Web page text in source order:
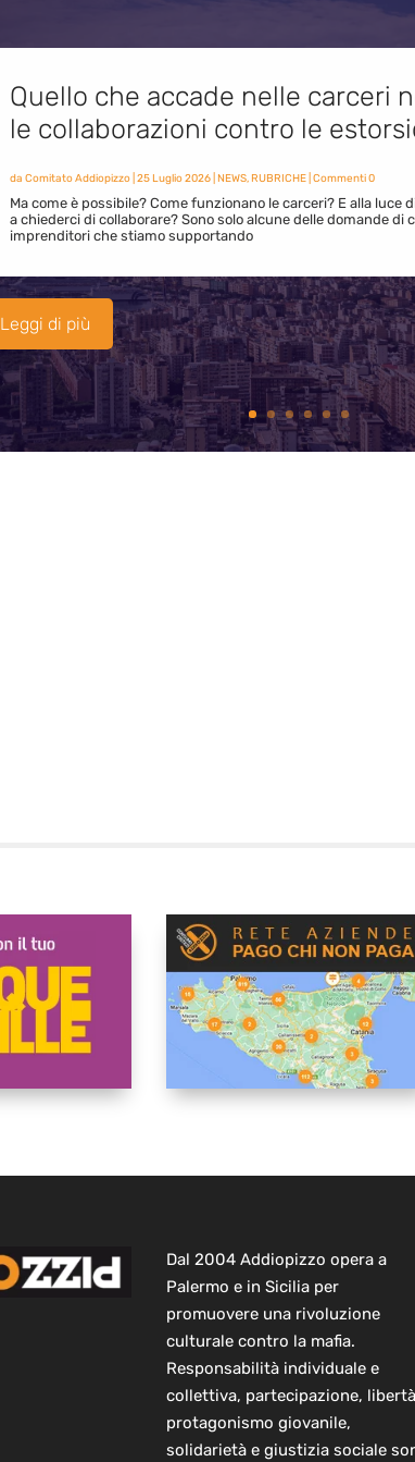
Quello che accade nelle carceri
le collaborazioni contro le
da Comitato Addiopizzo| 25 Luglio 2026| NEWS,RUBRICHE| Commenti 0
Ma come è possibile? Come funzionano le carceri? E alla luce
a chiederci di collaborare? Sono solo alcune delle domande di
imprenditori che stiamo supportando
Leggi di più
Dal 2004 Addiopizzo opera a
Palermo e in Sicilia per
promuovere una rivoluzione
culturale contro la mafia.
Responsabilità individuale e
collettiva, partecipazione,
protagonismo giovanile,
solidarietà e giustizia sociale